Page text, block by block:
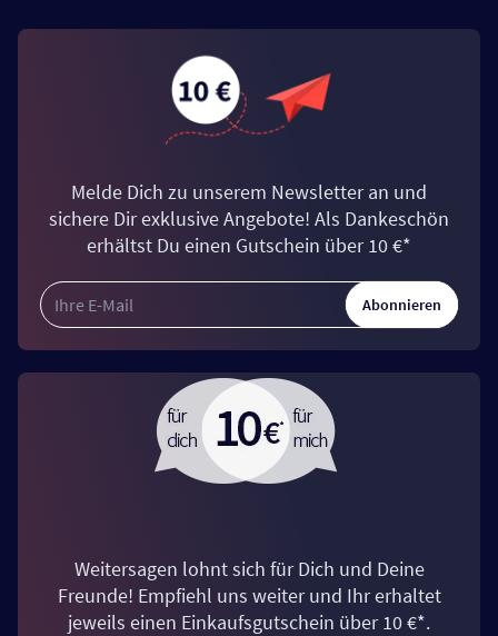
Melde Dich zu unserem Newsletter an und
sichere Dir exklusive Angebote! Als Dankeschön
erhältst Du einen Gutschein über 10 €*
Abonnieren
Weitersagen lohnt sich für Dich und Deine
Freunde! Empfiehl uns weiter und Ihr erhaltet
jeweils einen Einkaufsgutschein über 10 €*.